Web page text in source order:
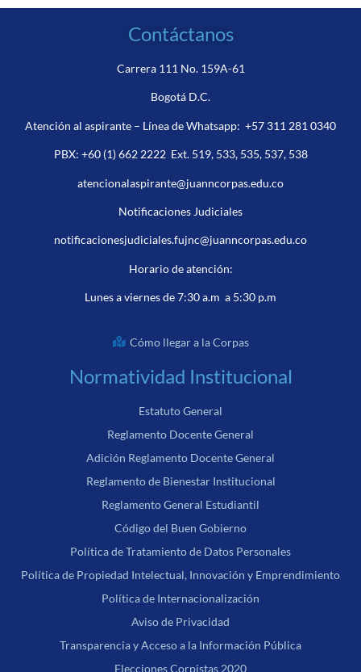
Contáctanos
Carrera 111 No. 159A-61
Bogotá D.C.
Atención al aspirante – Línea de Whatsapp: +57 311 281 0340
PBX: +60 (1) 662 2222Ext. 519, 533, 535, 537, 538
atencionalaspirante@juanncorpas.edu.co
Notificaciones Judiciales
notificacionesjudiciales.fujnc@juanncorpas.edu.co
Horario de atención:
Lunes a viernes de 7:30 a.m a 5:30 p.m
Cómo llegar a la Corpas
Normatividad Institucional
Estatuto General
Reglamento Docente General
Adición Reglamento Docente General
Reglamento de Bienestar Institucional
Reglamento General Estudiantil
Código del Buen Gobierno
Política de Tratamiento de Datos Personales
Política de Propiedad Intelectual, Innovación y Emprendimiento
Política de Internacionalización
Aviso de Privacidad
Transparencia y Acceso a la Información Pública
Elecciones Corpistas 2020